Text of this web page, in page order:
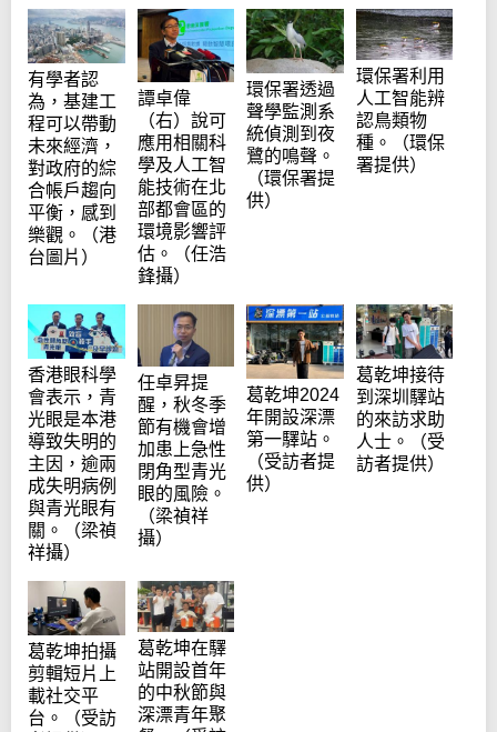
有學者認
為，基建工
程可以帶動
未來經濟，
對政府的綜
合帳戶趨向
平衡，感到
樂觀。（港
台圖片）
譚卓偉
（右）說可
應用相關科
學及人工智
能技術在北
部都會區的
環境影響評
估。（任浩
鋒攝）
環保署透過
聲學監測系
統偵測到夜
鷺的鳴聲。
（環保署提
供）
環保署利用
人工智能辨
認鳥類物
種。（環保
署提供）
香港眼科學
會表示，青
光眼是本港
導致失明的
主因，逾兩
成失明病例
與青光眼有
關。（梁禎
祥攝）
任卓昇提
醒，秋冬季
節有機會增
加患上急性
閉角型青光
眼的風險。
（梁禎祥
攝）
葛乾坤2024
年開設深漂
第一驛站。
（受訪者提
供）
葛乾坤接待
到深圳驛站
的來訪求助
人士。（受
訪者提供）
葛乾坤拍攝
剪輯短片上
載社交平
台。（受訪
葛乾坤在驛
站開設首年
的中秋節與
深漂青年聚